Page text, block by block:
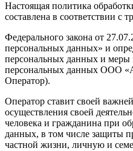
Настоящая политика
составлена в соответствии с
Федерального закона от
персональных данных» и
персональных данных и меры
персональных данных ООО
Оператор).
Оператор ставит своей
осуществления своей
человека и гражданина при
данных, в том числе защиты
частной жизни, личную и